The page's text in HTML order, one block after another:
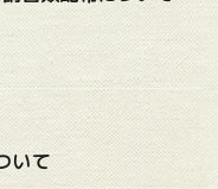
いて